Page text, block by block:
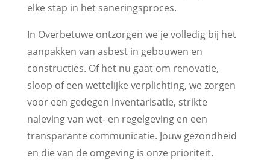
elke stap in het saneringsproces.
In Overbetuwe ontzorgen we je volledig bij het
aanpakken van asbest in gebouwen en
constructies. Of het nu gaat om renovatie,
sloop of een wettelijke verplichting, we zorgen
voor een gedegen inventarisatie, strikte
naleving van wet- en regelgeving en een
transparante communicatie. Jouw gezondheid
en die van de omgeving is onze prioriteit.